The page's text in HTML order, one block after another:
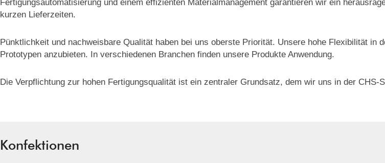
Fertigungsautomatisierung und einem effizienten Materialmanagement garantieren wir ein
kurzen Lieferzeiten.
Pünktlichkeit und nachweisbare Qualität haben bei uns oberste Priorität. Unsere hohe Flexibilität
Prototypen anzubieten. In verschiedenen Branchen finden unsere Produkte Anwendung.
Die Verpflichtung zur hohen Fertigungsqualität ist ein zentraler Grundsatz, dem wir uns in der
Konfektionen